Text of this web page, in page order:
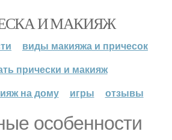
И МАКИЯЖ
виды макияжа и причесок
прически и макияж
на дому
игры отзывы
особенности